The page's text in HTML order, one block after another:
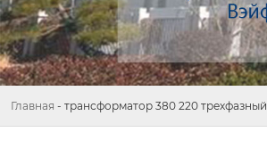
Главная - трансформатор 380 220 трехфазный